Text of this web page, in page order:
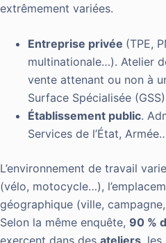
extrêmement variées.
Entreprise privée (TPE,
multinationale…). Atelier
vente attenant ou non à
Surface Spécialisée
Établissement public.
Services de l’État,
L’environnement de travail
(vélo, motocycle…),
géographique (ville,
Selon la même enquête, 90 %